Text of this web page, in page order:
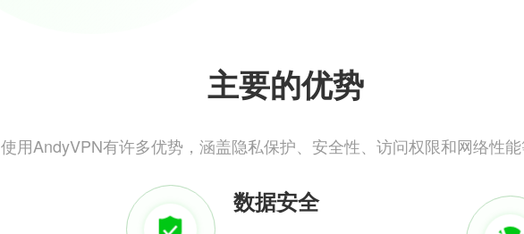
主要的优势
使用AndyVPN有许多优势，涵盖隐私保护、安全性、访问权限和网络性
数据安全